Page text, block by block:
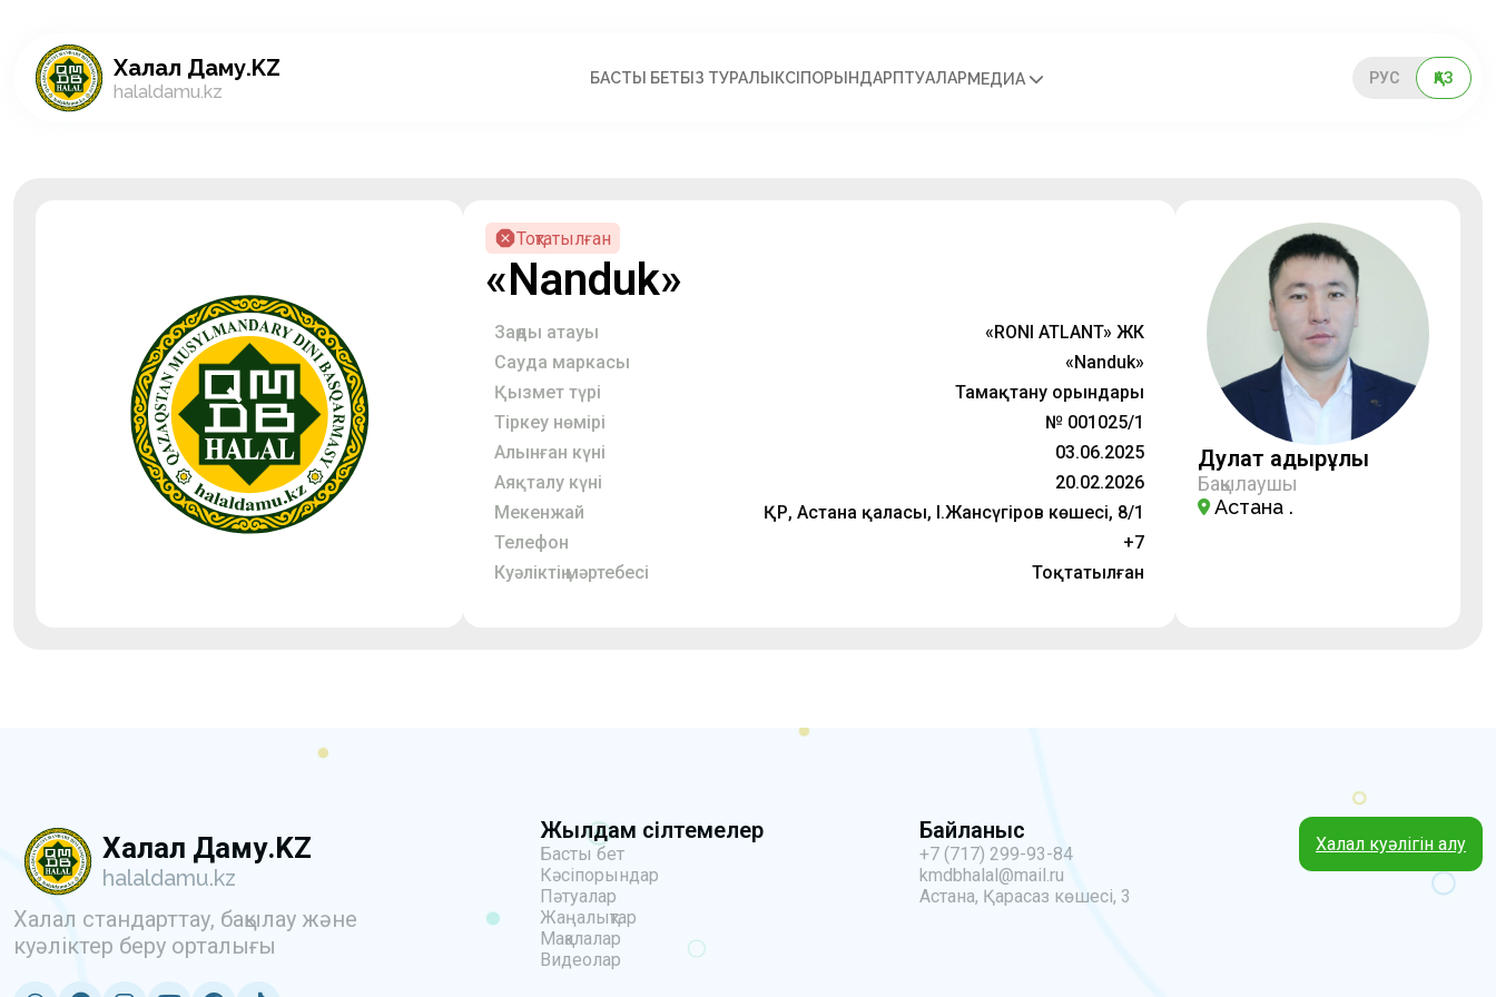
Халал Даму.KZ
halaldamu.kz
БАСТЫ БЕТБІЗ ТУРАЛЫ КӘСІПОРЫНДАРПӘТУАЛАРМЕДИА РУС ҚАЗ
Тоқтатылған
«Nanduk»
Заңды атауы
«RONI ATLANT» ЖК
Сауда маркасы
«Nanduk»
Қызмет түрі
Тамақтану орындары
Тіркеу нөмірі
№ 001025/1
Алынған күні
03.06.2025
Аяқталу күні
20.02.2026
Мекенжай
ҚР, Астана қаласы, І.Жансүгіров көшесі, 8/1
Телефон
+7
Куәліктің мәртебесі
Тоқтатылған
Дулат Қадырұлы
Бақылаушы
Астана қ.
Халал Даму.KZ
halaldamu.kz
Халал стандарттау, бақылау және
куәліктер беру орталығы
Жылдам сілтемелер
Басты бет
Кәсіпорындар
Пәтуалар
Жаңалықтар
Мақалалар
Видеолар
Байланыс
+7 (717) 299-93-84
kmdbhalal@mail.ru
Астана, Қарасаз көшесі, 3
Халал куәлігін алу